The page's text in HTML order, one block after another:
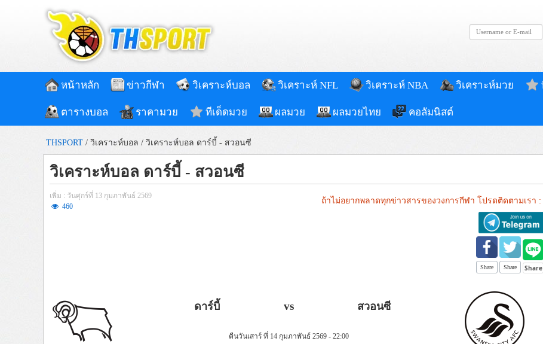
หน้าหลัก ข่าวกีฬา วิเคราะห์บอล วิเคราะห์ NFL วิเคราะห์ NBA วิเคราะห์มวย
ตารางบอล ราคามวย ทีเด็ดมวย ผลมวย ผลมวยไทย คอลัมนิสต์
THSPORT / วิเคราะห์บอล / วิเคราะห์บอล ดาร์บี้ - สวอนซี
วิเคราะห์บอล ดาร์บี้ - สวอนซี
เพิ่ม : วันศุกร์ที่ 13 กุมภาพันธ์ 2569
460
ถ้าไม่อยากพลาดทุกข่าวสารของวงการกีฬา โปรดติดตามเรา :
Share Share
ดาร์บี้ vs
คืนวันเสาร์ ที่ 14 กุมภาพันธ์ 2569 - 22:00
สวอนซี